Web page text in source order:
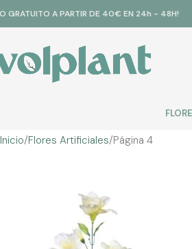
GRATUITO A PARTIR DE 40€ EN 24h - 48H!
Inicio Flores Artificiales Página 4